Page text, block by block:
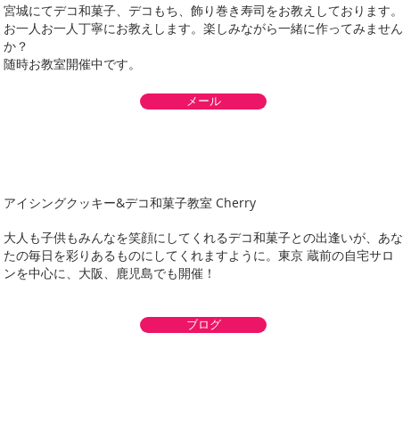
宮城にてデコ和菓子、デコもち、飾り巻き寿司をお教えしております。
お一人お一人丁寧にお教えします。楽しみながら一緒に作ってみません
か？
随時お教室開催中です。
メール
アイシングクッキー&デコ和菓子教室 Cherry
大人も子供もみんなを笑顔にしてくれるデコ和菓子との出逢いが、あな
たの毎日を彩りあるものにしてくれますように。東京 蔵前の自宅サロ
ンを中心に、大阪、鹿児島でも開催！
ブログ